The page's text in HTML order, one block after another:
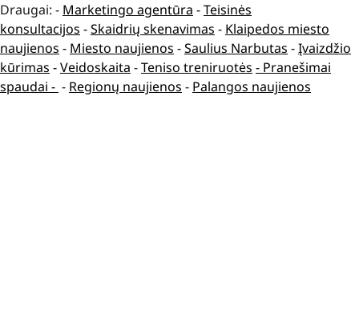
Draugai: - Marketingo agentūra -Teisinės
konsultacijos -Skaidrių skenavimas - Klaipedos miesto
naujienos - Miesto naujienos -Saulius Narbutas -Įvaizdžio
kūrimas -Veidoskaita -Teniso treniruotės - Pranešimai
spaudai - - Regionų naujienos - Palangos naujienos